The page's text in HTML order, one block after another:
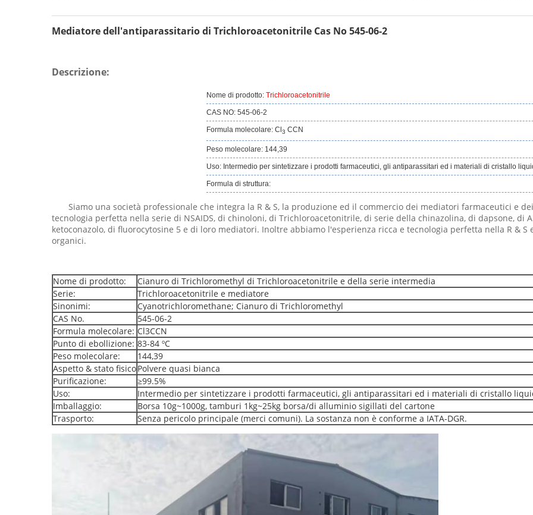
Mediatore dell'antiparassitario di Trichloroacetonitrile Cas No 545-06-2
Descrizione:
Nome di prodotto: Trichloroacetonitrile
CAS NO: 545-06-2
Formula molecolare: Cl 3 CCN
Peso molecolare: 144,39
Uso: Intermedio per sintetizzare i prodotti farmaceutici, gli antiparassitari ed i materiali di cristallo
Formula di struttura:
Siamo una società professionale che integra la R & S, la produzione ed il commercio dei mediatori farmaceutici e
tecnologia perfetta nella serie di NSAIDS, di chinoloni, di Trichloroacetonitrile, di serie della chinazolina, di dapsone, di
ketoconazolo, di fluorocytosine 5 e di loro mediatori. Inoltre abbiamo l'esperienza ricca e tecnologia perfetta nella R &
organici.
Nome di prodotto:
Cianuro di Trichloromethyl di Trichloroacetonitrile e della serie intermedia
Serie:
Trichloroacetonitrile e mediatore
Sinonimi:
Cyanotrichloromethane; Cianuro di Trichloromethyl
CAS No.
545-06-2
Formula molecolare: Cl3CCN
Punto di ebollizione: 83-84 ºC
Peso molecolare:
144,39
Aspetto & stato fisicoPolvere quasi bianca
Purificazione:
≥99.5%
Uso:
Intermedio per sintetizzare i prodotti farmaceutici, gli antiparassitari ed i materiali di cristallo
Imballaggio:
Borsa 10g~1000g, tamburi 1kg~25kg borsa/di alluminio sigillati del cartone
Trasporto:
Senza pericolo principale (merci comuni). La sostanza non è conforme a IATA-DGR.